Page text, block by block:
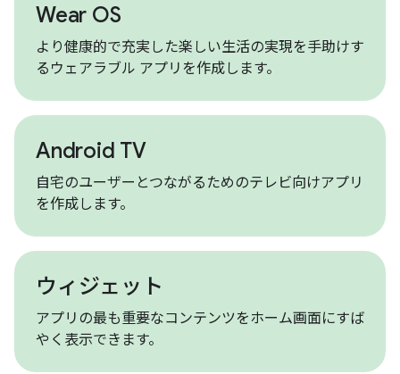
Wear OS
より健康的で充実した楽しい生活の実現を手助けす
るウェアラブル アプリを作成します。
Android TV
自宅のユーザーとつながるためのテレビ向けアプリ
を作成します。
ウィジェット
アプリの最も重要なコンテンツをホーム画面にすば
やく表示できます。